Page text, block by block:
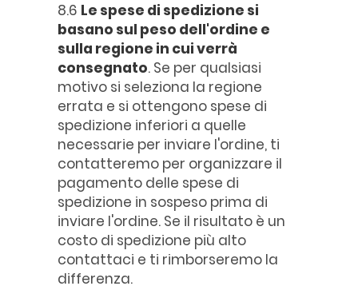
8.6 Le spese di spedizione si
basano sul peso dell'ordine e
sulla regione in cui verrà
consegnato. Se per qualsiasi
motivo si seleziona la regione
errata e si ottengono spese di
spedizione inferiori a quelle
necessarie per inviare l'ordine, ti
contatteremo per organizzare il
pagamento delle spese di
spedizione in sospeso prima di
inviare l'ordine. Se il risultato è un
costo di spedizione più alto
contattaci e ti rimborseremo la
differenza.